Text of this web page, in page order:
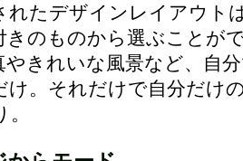
れたデザインレイアウト
きのものから選ぶことが
やきれいな風景など、自
け。それだけで自分だけ